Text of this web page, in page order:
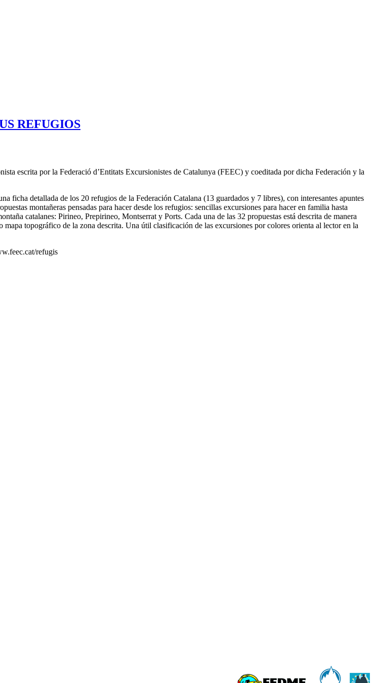
REFUGIOS
escrita por la Federació d’Entitats Excursionistes de Catalunya (FEEC) y coeditada por dicha Federación y la
ficha detallada de los 20 refugios de la Federación Catalana (13 guardados y 7 libres), con interesantes apuntes
montañeras pensadas para hacer desde los refugios: sencillas excursiones para hacer en familia hasta
catalanes: Pirineo, Prepirineo, Montserrat y Ports. Cada una de las 32 propuestas está descrita de manera
topográfico de la zona descrita. Una útil clasificación de las excursiones por colores orienta al lector en la
refugis